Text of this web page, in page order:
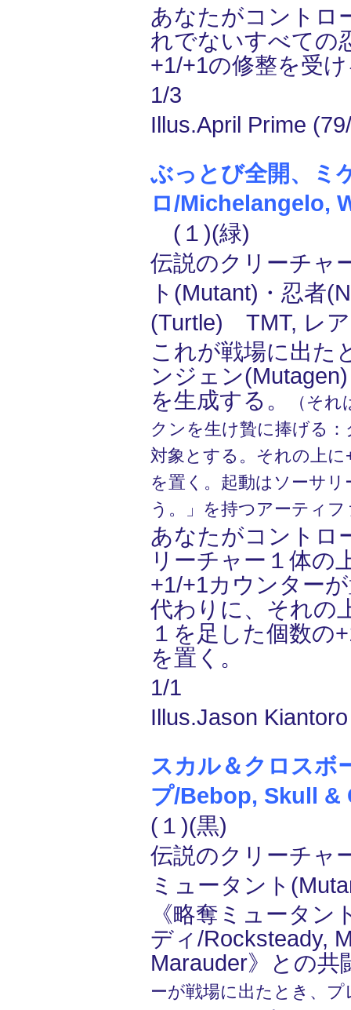
あなたがコントロ
れでないすべての
+1/+1の修整を受
1/3
Illus.April Prime
ぶっとび全開、ミ
ロ/Michelangelo,
(１)(緑)
伝説のクリーチャ
ト(Mutant)・忍者
(Turtle) TMT, レア
これが戦場に出た
ンジェン
を生成する。
（そ
クンを生け贄に捧げる
対象とする。それの上
を置く。起動はソーサ
う。」を持つアーティ
あなたがコントロ
リーチャー１体の
+1/+1カウンター
代わりに、それの
１を足した個数の
を置く。
1/1
Illus.Jason
スカル＆クロスボ
プ/Bebop, Skull &
(１)(黒)
伝説のクリーチャ
ミュータント
《略奪ミュータン
ディ/Rocksteady,
Marauder》との共
ーが戦場に出たとき、